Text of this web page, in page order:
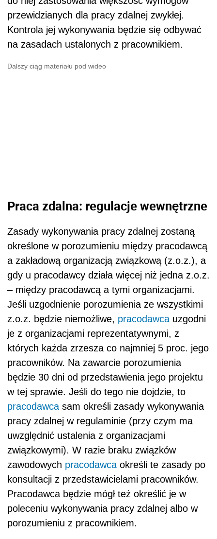
przewidzianych dla pracy zdalnej zwykłej.
Kontrola jej wykonywania będzie się odbywać
na zasadach ustalonych z pracownikiem.
Dalszy ciąg materiału pod wideo
Praca zdalna: regulacje wewnętrzne
Zasady wykonywania pracy zdalnej zostaną
określone w porozumieniu między pracodawcą
a zakładową organizacją związkową (z.o.z.), a
gdy u pracodawcy działa więcej niż jedna z.o.z.
– między pracodawcą a tymi organizacjami.
Jeśli uzgodnienie porozumienia ze wszystkimi
z.o.z. będzie niemożliwe, pracodawca uzgodni
je z organizacjami reprezentatywnymi, z
których każda zrzesza co najmniej 5 proc. jego
pracowników. Na zawarcie porozumienia
będzie 30 dni od przedstawienia jego projektu
w tej sprawie. Jeśli do tego nie dojdzie, to
pracodawca sam określi zasady wykonywania
pracy zdalnej w regulaminie (przy czym ma
uwzględnić ustalenia z organizacjami
związkowymi). W razie braku związków
zawodowych pracodawca określi te zasady po
konsultacji z przedstawicielami pracowników.
Pracodawca będzie mógł też określić je w
poleceniu wykonywania pracy zdalnej albo w
porozumieniu z pracownikiem.